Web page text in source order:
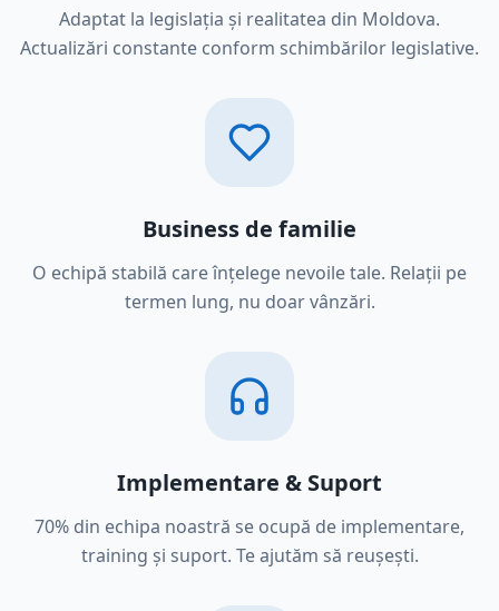
Adaptat la legislația și realitatea din Moldova.
Actualizări constante conform schimbărilor legislative.
Business de familie
O echipă stabilă care înțelege nevoile tale. Relații pe
termen lung, nu doar vânzări.
Implementare & Suport
70% din echipa noastră se ocupă de implementare,
training și suport. Te ajutăm să reușești.